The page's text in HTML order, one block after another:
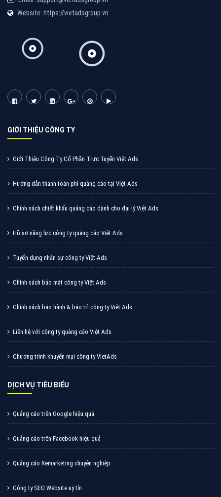
Website: https://vietadsgroup.vn
GIỚI THIỆU CÔNG TY
Giới Thiệu Công Ty Cổ Phần Trực Tuyến Việt Ads
Hướng dẫn thanh toán phí quảng cáo tại Việt Ads
Chính sách chiết khấu quảng cáo dành cho đại lý Việt Ads
Hồ sơ năng lực công ty quảng cáo Việt Ads
Tuyển dụng nhân sự công ty Việt Ads
Chính sách bảo mật công ty Việt Ads
Chính sách bảo hành & bảo trì công ty Việt Ads
Liên hệ với công ty quảng cáo Việt Ads
Chương trình khuyến mại công ty VietAds
DỊCH VỤ TIÊU BIỂU
Quảng cáo trên Google hiệu quả
Quảng cáo trên Facebook hiệu quả
Quảng cáo Remarketing chuyên nghiệp
Công ty SEO Website uy tín